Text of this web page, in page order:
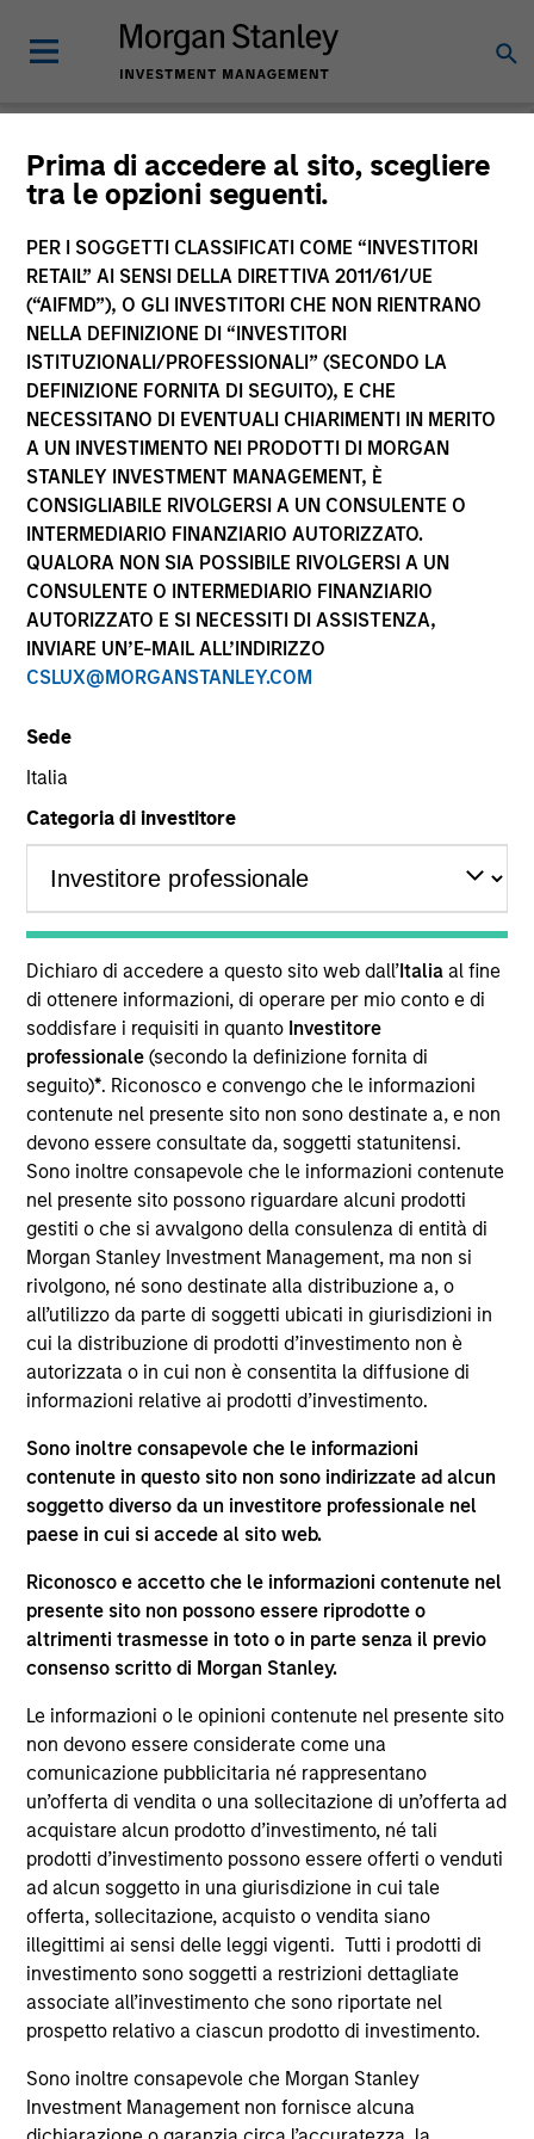
Prima di accedere al sito, scegliere
tra le opzioni seguenti.
PER I SOGGETTI CLASSIFICATI COME “INVESTITORI
RETAIL” AI SENSI DELLA DIRETTIVA 2011/61/UE
(“AIFMD”), O GLI INVESTITORI CHE NON RIENTRANO
NELLA DEFINIZIONE DI “INVESTITORI
ISTITUZIONALI/PROFESSIONALI” (SECONDO LA
DEFINIZIONE FORNITA DI SEGUITO), E CHE
NECESSITANO DI EVENTUALI CHIARIMENTI IN MERITO
A UN INVESTIMENTO NEI PRODOTTI DI MORGAN
STANLEY INVESTMENT MANAGEMENT, È
CONSIGLIABILE RIVOLGERSI A UN CONSULENTE O
INTERMEDIARIO FINANZIARIO AUTORIZZATO.
QUALORA NON SIA POSSIBILE RIVOLGERSI A UN
CONSULENTE O INTERMEDIARIO FINANZIARIO
AUTORIZZATO E SI NECESSITI DI ASSISTENZA,
INVIARE UN’E-MAIL ALL’INDIRIZZO
CSLUX@MORGANSTANLEY.COM
Sede
Italia
Categoria di investitore
Dichiaro di accedere a questo sito web dall’Italia al fine
di ottenere informazioni, di operare per mio conto e di
soddisfare i requisiti in quanto Investitore
professionale(secondo la definizione fornita di
seguito)*. Riconosco e convengo che le informazioni
contenute nel presente sito non sono destinate a, e non
devono essere consultate da, soggetti statunitensi.
Sono inoltre consapevole che le informazioni contenute
nel presente sito possono riguardare alcuni prodotti
gestiti o che si avvalgono della consulenza di entità di
Morgan Stanley Investment Management, ma non si
rivolgono, né sono destinate alla distribuzione a, o
all’utilizzo da parte di soggetti ubicati in giurisdizioni in
cui la distribuzione di prodotti d’investimento non è
autorizzata o in cui non è consentita la diffusione di
informazioni relative ai prodotti d’investimento.
Sono inoltre consapevole che le informazioni
contenute in questo sito non sono indirizzate ad alcun
soggetto diverso da un investitore professionale nel
paese in cui si accede al sito web.
Riconosco e accetto che le informazioni contenute nel
presente sito non possono essere riprodotte o
altrimenti trasmesse in toto o in parte senza il previo
consenso scritto di Morgan Stanley.
Le informazioni o le opinioni contenute nel presente sito
non devono essere considerate come una
comunicazione pubblicitaria né rappresentano
un’offerta di vendita o una sollecitazione di un’offerta ad
acquistare alcun prodotto d’investimento, né tali
prodotti d’investimento possono essere offerti o venduti
ad alcun soggetto in una giurisdizione in cui tale
offerta, sollecitazione, acquisto o vendita siano
illegittimi ai sensi delle leggi vigenti. Tutti i prodotti di
investimento sono soggetti a restrizioni dettagliate
associate all’investimento che sono riportate nel
prospetto relativo a ciascun prodotto di investimento.
Sono inoltre consapevole che Morgan Stanley
Investment Management non fornisce alcuna
Morgan Stanley
Investment Funds
La presente comunicazione ha carattere promozionale.
La performance passata non è un indicatore affidabile dei
risultati futuri. I rendimenti possono aumentare o diminuire
per effetto delle oscillazioni valutarie. Tutti i dati di
performance sono calcolati in base al valore del
patrimonio netto (NAV), al netto delle spese, e non
comprendono le commissioni e gli oneri relativi
all’emissione e al rimborso delle quote. Tutti i dati relativi
alle performance e agli indici sono tratti da Morgan
Stanley Investment Management.
Rendimenti nell’anno solare.
*Devise de référence du fonds
Comparti di Morgan Stanley Investment Funds, una
società di investimento a capitale variabile di diritto
lussemburghese. (la “Società”) è registrata nel
Granducato di Lussemburgo come organismo
d’investimento collettivo ai sensi della Parte 1 della Legge
del 17 dicembre 2010 e successive modifiche. La Società è
un organismo d’investimento collettivo in valori mobiliari
(“OICVM”).
Prima dell’adesione ai comparti, le richieste di
partecipazione non devono essere presentate senza aver
consultato l’ultima versione del Prospetto Informativo, del
documento contenente informazioni chiave (“KID”) o del
documento contenente informazioni chiave per gli
investitori (“KIID”), della relazione annuale e della
relazione semestrale (“Documenti di offerta”) o altri
documenti disponibili sul sito
https://www.morganstanley.com/im/msinvf/index.html
a titolo gratuito presso la Sede legale all’indirizzo
European Bank and Business Centre, 6B route de Trèves,
Le informazioni relative agli aspetti di sostenibilità del
Comparto e una sintesi dei diritti degli investitori sono
disponibili sul sito web sopra indicato.
visione del “Modulo completo di sottoscrizione” (Extended
Application Form), mentre la sezione “Informazioni
supplementari per Hong Kong” (“Additional Information for
Hong Kong Investors”) all’interno del Prospetto riguarda
specificamente gli investitori di Hong Kong. Copie gratuite
documento contenente informazioni chiave per gli
investitori (KID o KIID), dello statuto e delle relazioni
annuali e semestrali e ulteriori informazioni possono
essere ottenute dal rappresentante in Svizzera. Il
rappresentante in Svizzera è Carnegie Fund Services S.A.,
11, rue du Général-Dufour, 1204 Ginevra. L’agente pagatore
in Svizzera è Banque Cantonale de Genève, 17, quai de l’Ile,
1204 Ginevra.
Se la società di gestione del Comparto in questione decide
di cessare l’accordo di commercializzazione del Comparto
in un Paese del SEE in cui esso è registrato per la vendita,
lo farà nel rispetto delle norme OICVM.
Per i termini e le definizioni riguardanti il comparto si
Tutti i dati di performance sono calcolati in base al valore
del patrimonio netto (NAV), al netto delle spese, e non